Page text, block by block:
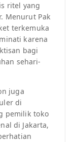
ritel yang
Menurut Pak
terkemuka
karena
bagi
sehari-
juga
di
pemilik toko
di Jakarta,